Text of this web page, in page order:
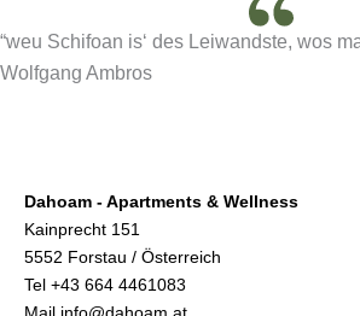
“weu Schifoan is‘ des Leiwandste, wos
Wolfgang Ambros
Dahoam - Apartments & Wellness
Kainprecht 151
5552 Forstau / Österreich
Tel +43 664 4461083
Mail info@dahoam.at